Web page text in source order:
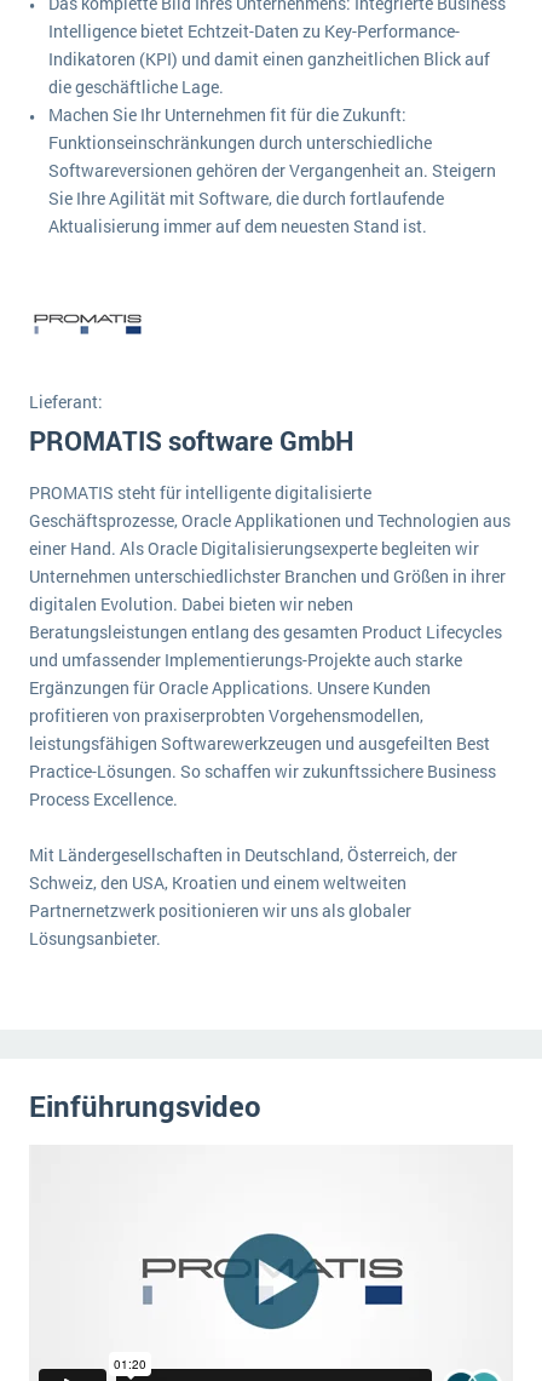
Intelligence bietet Echtzeit-Daten zu Key-Performance-
Indikatoren (KPI) und damit einen ganzheitlichen Blick auf
die geschäftliche Lage.
Machen Sie Ihr Unternehmen fit für die Zukunft:
Funktionseinschränkungen durch unterschiedliche
Softwareversionen gehören der Vergangenheit an. Steigern
Sie Ihre Agilität mit Software, die durch fortlaufende
Aktualisierung immer auf dem neuesten Stand ist.
Lieferant:
PROMATIS software GmbH
PROMATIS steht für intelligente digitalisierte
Geschäftsprozesse, Oracle Applikationen und Technologien aus
einer Hand. Als Oracle Digitalisierungsexperte begleiten wir
Unternehmen unterschiedlichster Branchen und Größen in ihrer
digitalen Evolution. Dabei bieten wir neben
Beratungsleistungen entlang des gesamten Product Lifecycles
und umfassender Implementierungs-Projekte auch starke
Ergänzungen für Oracle Applications. Unsere Kunden
profitieren von praxiserprobten Vorgehensmodellen,
leistungsfähigen Softwarewerkzeugen und ausgefeilten Best
Practice-Lösungen. So schaffen wir zukunftssichere Business
Process Excellence.
Mit Ländergesellschaften in Deutschland, Österreich, der
Schweiz, den USA, Kroatien und einem weltweiten
Partnernetzwerk positionieren wir uns als globaler
Lösungsanbieter.
Einführungsvideo